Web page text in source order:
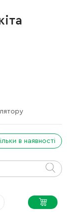
в наявності